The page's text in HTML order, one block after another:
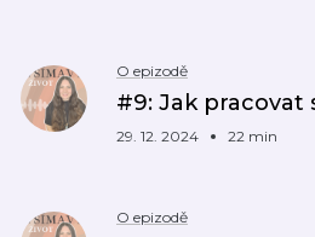
O epizodě
#9: Jak pracovat
29. 12. 2024 22 min
O epizodě